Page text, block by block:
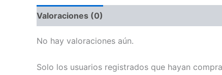
Valoraciones (0)
No hay valoraciones aún.
Solo los usuarios registrados que hayan